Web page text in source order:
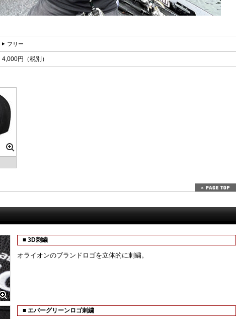
フリー
4,000円（税別）
■ 3D刺繍
オライオンのブランドロゴを立体的に刺繍。
■ エバーグリーンロゴ刺繍